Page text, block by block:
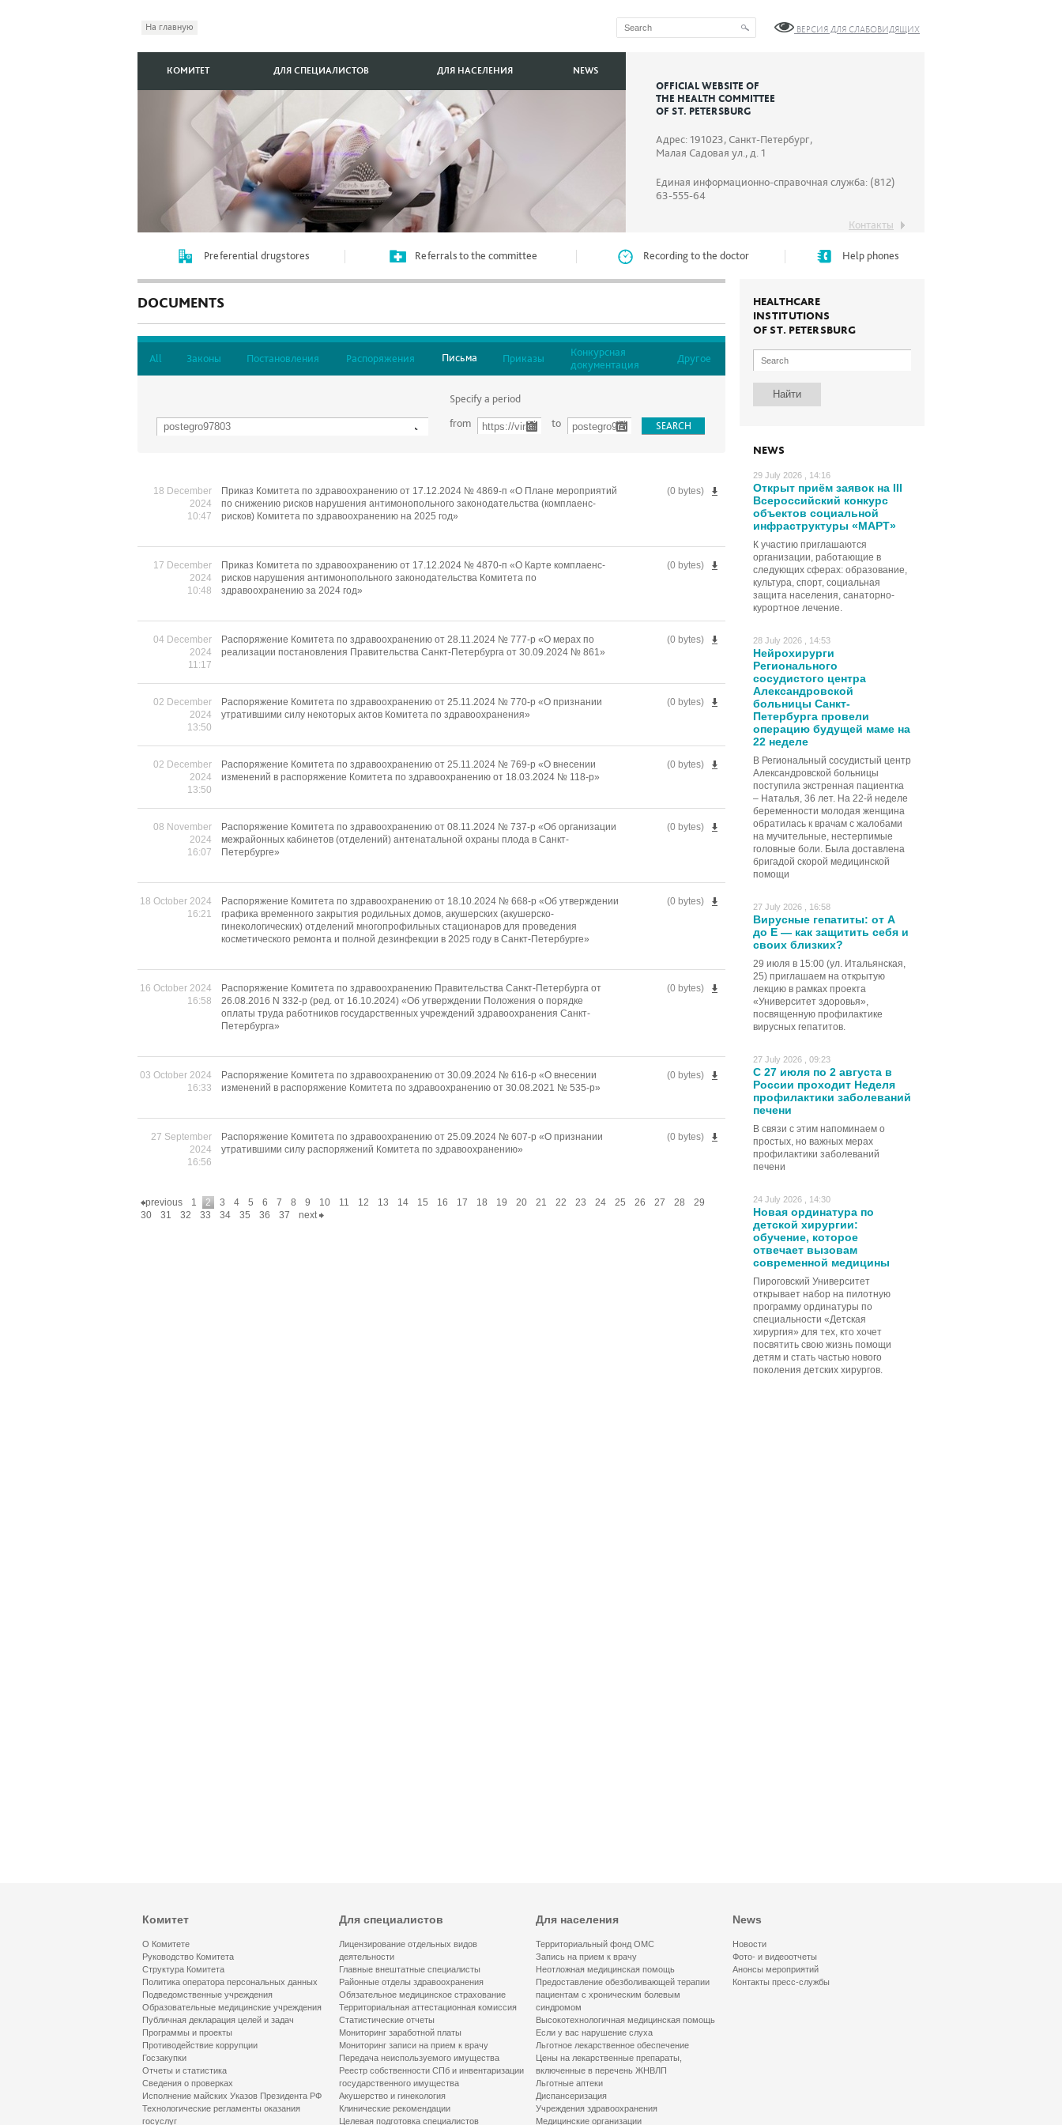
На главную ВЕРСИЯ ДЛЯ СЛАБОВИДЯЩИХ
OFFICIAL WEBSITE OF
THE HEALTH COMMITTEE
OF ST. PETERSBURG
Адрес: 191023, Санкт-Петербург,
Малая Садовая ул., д. 1
Единая информационно-справочная служба: (812)
63-555-64
Контакты
КОМИТЕТ ДЛЯ СПЕЦИАЛИСТОВ ДЛЯ НАСЕЛЕНИЯ NEWS
Preferential drugstores Referrals to the committee Recording to the doctor Help phones
HEALTHCARE
INSTITUTIONS
OF ST. PETERSBURG
NEWS
29 July 2026 , 14:16
Открыт приём заявок на III
Всероссийский конкурс
объектов социальной
инфраструктуры «МАРТ»
К участию приглашаются
организации, работающие в
следующих сферах: образование,
культура, спорт, социальная
защита населения, санаторно-
курортное лечение.
28 July 2026 , 14:53
Нейрохирурги
Регионального
сосудистого центра
Александровской
больницы Санкт-
Петербурга провели
операцию будущей маме на
22 неделе
В Региональный сосудистый центр
Александровской больницы
поступила экстренная пациентка
– Наталья, 36 лет. На 22-й неделе
беременности молодая женщина
обратилась к врачам с жалобами
на мучительные, нестерпимые
головные боли. Была доставлена
бригадой скорой медицинской
помощи
27 July 2026 , 16:58
Вирусные гепатиты: от А
до Е — как защитить себя и
своих близких?
29 июля в 15:00 (ул. Итальянская,
25) приглашаем на открытую
лекцию в рамках проекта
«Университет здоровья»,
посвященную профилактике
вирусных гепатитов.
27 July 2026 , 09:23
С 27 июля по 2 августа в
России проходит Неделя
профилактики заболеваний
печени
В связи с этим напоминаем о
простых, но важных мерах
профилактики заболеваний
печени
24 July 2026 , 14:30
Новая ординатура по
детской хирургии:
обучение, которое
отвечает вызовам
современной медицины
Пироговский Университет
открывает набор на пилотную
программу ординатуры по
специальности «Детская
хирургия» для тех, кто хочет
посвятить свою жизнь помощи
детям и стать частью нового
поколения детских хирургов.
DOCUMENTS
All Законы Постановления Распоряжения Письма Приказы
Конкурсная
документация
Другое
Specify a period
from
to
18 December
2024
10:47
(0 bytes)
Приказ Комитета по здравоохранению от 17.12.2024 № 4869-п «О Плане мероприятий
по снижению рисков нарушения антимонопольного законодательства (комплаенс-
рисков) Комитета по здравоохранению на 2025 год»
17 December
2024
10:48
(0 bytes)
Приказ Комитета по здравоохранению от 17.12.2024 № 4870-п «О Карте комплаенс-
рисков нарушения антимонопольного законодательства Комитета по
здравоохранению за 2024 год»
04 December
2024
11:17
(0 bytes)
Распоряжение Комитета по здравоохранению от 28.11.2024 № 777-р «О мерах по
реализации постановления Правительства Санкт-Петербурга от 30.09.2024 № 861»
02 December
2024
13:50
(0 bytes)
Распоряжение Комитета по здравоохранению от 25.11.2024 № 770-р «О признании
утратившими силу некоторых актов Комитета по здравоохранения»
02 December
2024
13:50
(0 bytes)
Распоряжение Комитета по здравоохранению от 25.11.2024 № 769-р «О внесении
изменений в распоряжение Комитета по здравоохранению от 18.03.2024 № 118-р»
08 November
2024
16:07
(0 bytes)
Распоряжение Комитета по здравоохранению от 08.11.2024 № 737-р «Об организации
межрайонных кабинетов (отделений) антенатальной охраны плода в Санкт-
Петербурге»
18 October 2024
16:21
(0 bytes)
Распоряжение Комитета по здравоохранению от 18.10.2024 № 668-р «Об утверждении
графика временного закрытия родильных домов, акушерских (акушерско-
гинекологических) отделений многопрофильных стационаров для проведения
косметического ремонта и полной дезинфекции в 2025 году в Санкт-Петербурге»
16 October 2024
16:58
(0 bytes)
Распоряжение Комитета по здравоохранению Правительства Санкт-Петербурга от
26.08.2016 N 332-р (ред. от 16.10.2024) «Об утверждении Положения о порядке
оплаты труда работников государственных учреждений здравоохранения Санкт-
Петербурга»
03 October 2024
16:33
(0 bytes)
Распоряжение Комитета по здравоохранению от 30.09.2024 № 616-р «О внесении
изменений в распоряжение Комитета по здравоохранению от 30.08.2021 № 535-р»
27 September
2024
16:56
(0 bytes)
Распоряжение Комитета по здравоохранению от 25.09.2024 № 607-р «О признании
утратившими силу распоряжений Комитета по здравоохранению»
previous 1 2 3 4 5 6 7 8 9 10 11 12 13 14 15 16 17 18 19 20 21 22 23 24 25 26 27 28
29
30
31 32 33 34 35 36 37 next
Комитет
О Комитете
Руководство Комитета
Структура Комитета
Политика оператора персональных данных
Подведомственные учреждения
Образовательные медицинские учреждения
Публичная декларация целей и задач
Программы и проекты
Противодействие коррупции
Госзакупки
Отчеты и статистика
Сведения о проверках
Исполнение майских Указов Президента РФ
Технологические регламенты оказания
госуслуг
Для специалистов
Лицензирование отдельных видов
деятельности
Главные внештатные специалисты
Районные отделы здравоохранения
Обязательное медицинское страхование
Территориальная аттестационная комиссия
Статистические отчеты
Мониторинг заработной платы
Мониторинг записи на прием к врачу
Передача неиспользуемого имущества
Реестр собственности СПб и инвентаризации
государственного имущества
Акушерство и гинекология
Клинические рекомендации
Целевая подготовка специалистов
Для населения
Территориальный фонд ОМС
Запись на прием к врачу
Неотложная медицинская помощь
Предоставление обезболивающей терапии
пациентам с хроническим болевым
синдромом
Высокотехнологичная медицинская помощь
Если у вас нарушение слуха
Льготное лекарственное обеспечение
Цены на лекарственные препараты,
включенные в перечень ЖНВЛП
Льготные аптеки
Диспансеризация
Учреждения здравоохранения
Медицинские организации
News
Новости
Фото- и видеоотчеты
Анонсы мероприятий
Контакты пресс-службы